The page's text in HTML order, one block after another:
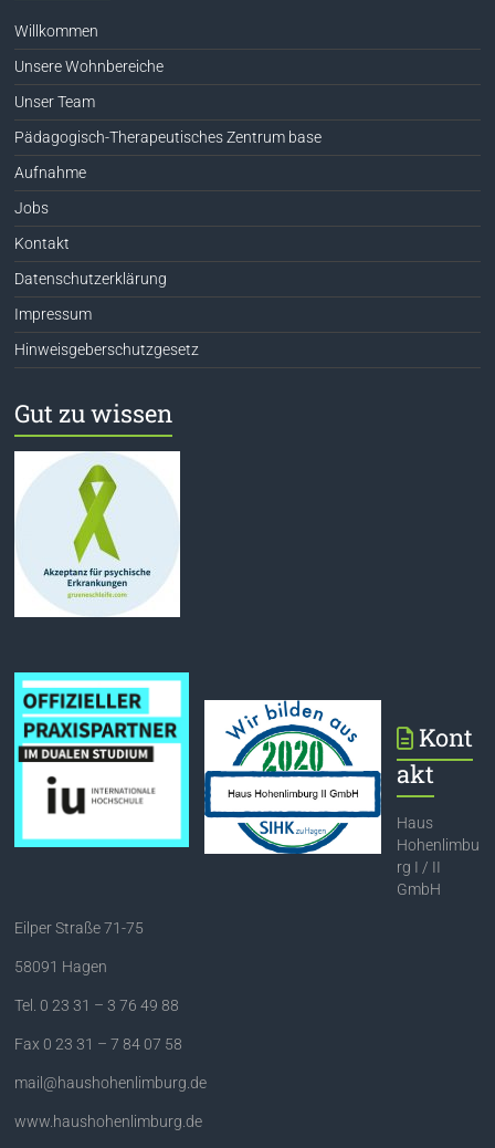
Willkommen
Unsere Wohnbereiche
Unser Team
Pädagogisch-Therapeutisches Zentrum base
Aufnahme
Jobs
Kontakt
Datenschutzerklärung
Impressum
Hinweisgeberschutzgesetz
Gut zu wissen
Kont
akt
Haus
Hohenlimbu
rg I / II
GmbH
Eilper Straße 71-75
58091 Hagen
Tel. 0 23 31 – 3 76 49 88
Fax 0 23 31 – 7 84 07 58
mail@haushohenlimburg.de
www.haushohenlimburg.de